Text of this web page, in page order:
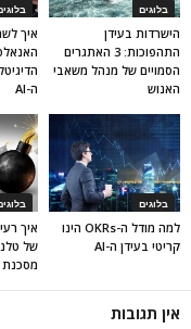
איך
ה-AI
בלוגים
הישרדות בעידן
התהפוכות: 3 האתגרים
הסמויים של מנהל משאבי
האנוש
איך
של
מסכנת
בלוגים
למה מודל ה-OKRs הינו
קריטי בעידן ה-AI
אין תגובות